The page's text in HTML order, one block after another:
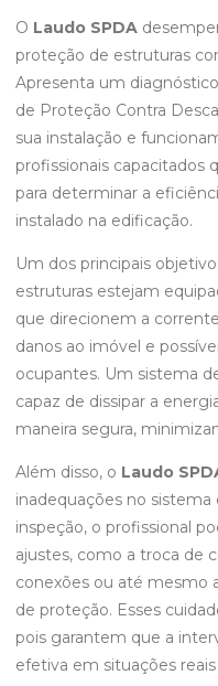
O Laudo SPDA
proteção de estruturas
Apresenta um
de Proteção Contra
sua instalação e
profissionais capacitados
para determinar a
instalado na edificação.
Um dos principais
estruturas estejam
que direcionem a
danos ao imóvel e
ocupantes. Um sistema
capaz de dissipar a
maneira segura,
Além disso, o Laudo
inadequações no
inspeção, o profissional
ajustes, como a troca de
conexões ou até mesmo
de proteção. Esses
pois garantem que a
efetiva em situações